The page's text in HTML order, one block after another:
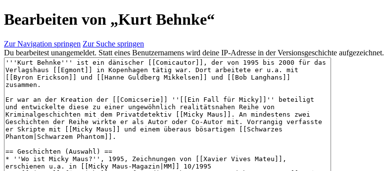
Bearbeiten von „Kurt Behnke“
Zur Navigation springen Zur Suche springen
Du bearbeitest unangemeldet. Statt eines Benutzernamens wird deine IP-Adresse in der Versionsgeschichte aufgezeichnet.